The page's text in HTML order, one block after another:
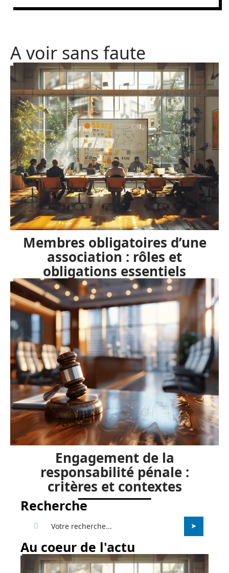
A voir sans faute
Membres obligatoires d’une
association : rôles et
obligations essentiels
Engagement de la
responsabilité pénale :
critères et contextes
Recherche
Au coeur de l'actu